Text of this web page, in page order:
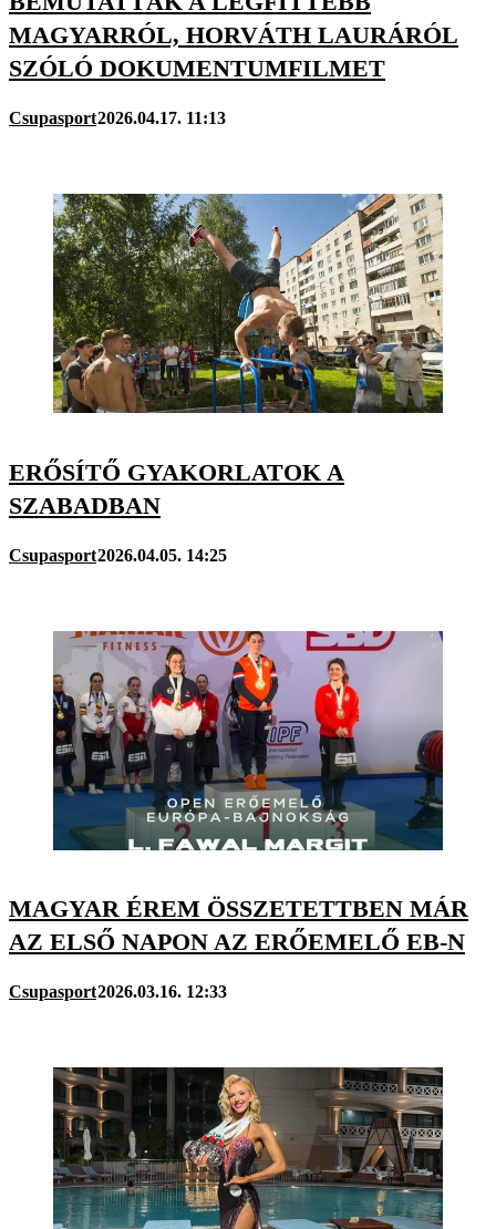
MAGYARRÓL, HORVÁTH LAURÁRÓL
SZÓLÓ DOKUMENTUMFILMET
Csupasport2026.04.17. 11:13
ERŐSÍTŐ GYAKORLATOK A
SZABADBAN
Csupasport2026.04.05. 14:25
MAGYAR ÉREM ÖSSZETETTBEN MÁR
AZ ELSŐ NAPON AZ ERŐEMELŐ EB-N
Csupasport2026.03.16. 12:33